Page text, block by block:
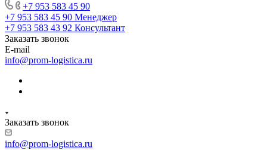
+7 953 583 45 90
+7 953 583 45 90 Менеджер
+7 953 583 43 92 Консультант
Заказать звонок
E-mail
info@prom-logistica.ru
Заказать звонок
info@prom-logistica.ru